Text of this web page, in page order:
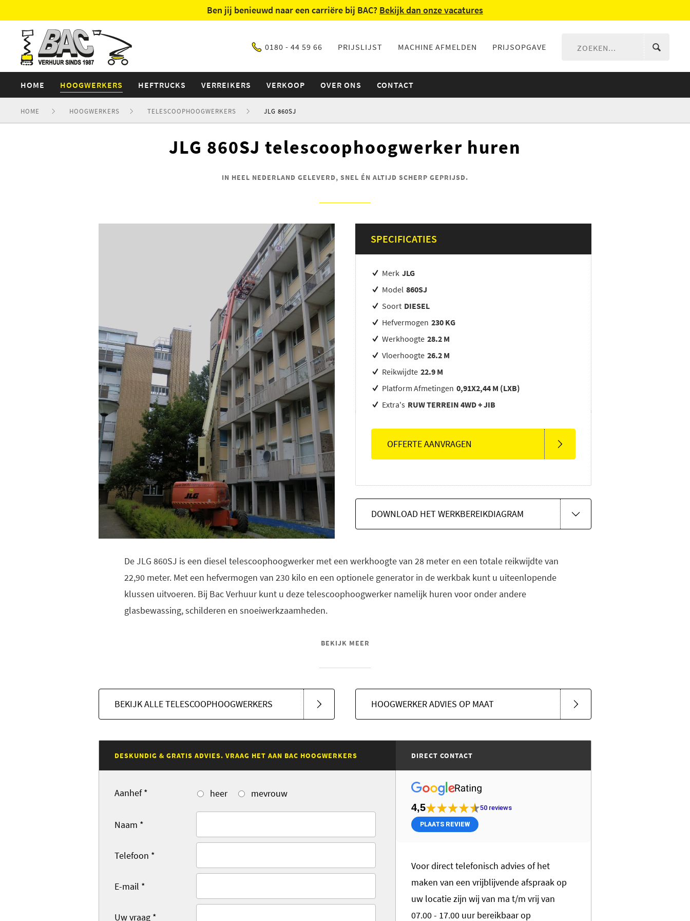
Ben jij benieuwd naar een carriëre bij BAC? Bekijk dan onze vacatures
0180 - 44 59 66 PRIJSLIJST MACHINE AFMELDEN PRIJSOPGAVE
HOME HOOGWERKERS HEFTRUCKS VERREIKERS VERKOOP OVER ONS CONTACT
HOME HOOGWERKERS TELESCOOPHOOGWERKERS JLG 860SJ
JLG 860SJ telescoophoogwerker huren
IN HEEL NEDERLAND GELEVERD, SNEL ÉN ALTIJD SCHERP GEPRIJSD.
SPECIFICATIES
Merk JLG
Model 860SJ
Soort DIESEL
Hefvermogen 230 KG
Werkhoogte 28.2 M
Vloerhoogte 26.2 M
Reikwijdte 22.9 M
Platform Afmetingen 0,91X2,44 M (LXB)
Extra's RUW TERREIN 4WD + JIB
OFFERTE AANVRAGEN
DOWNLOAD HET WERKBEREIKDIAGRAM
De JLG 860SJ is een diesel telescoophoogwerker met een werkhoogte van 28 meter en een totale reikwijdte van
22,90 meter. Met een hefvermogen van 230 kilo en een optionele generator in de werkbak kunt u uiteenlopende
klussen uitvoeren. Bij Bac Verhuur kunt u deze telescoophoogwerker namelijk huren voor onder andere
glasbewassing, schilderen en snoeiwerkzaamheden.
BEKIJK MEER
BEKIJK ALLE TELESCOOPHOOGWERKERS HOOGWERKER ADVIES OP MAAT
DESKUNDIG & GRATIS ADVIES. VRAAG HET AAN BAC HOOGWERKERS
Aanhef* heer mevrouw
Naam *
Telefoon *
E-mail *
Uw vraag *
DIRECT CONTACT
4,5 50 reviews
PLAATS REVIEW
Voor direct telefonisch advies of het
maken van een vrijblijvende afspraak op
uw locatie zijn wij van ma t/m vrij van
07.00 - 17.00 uur bereikbaar op